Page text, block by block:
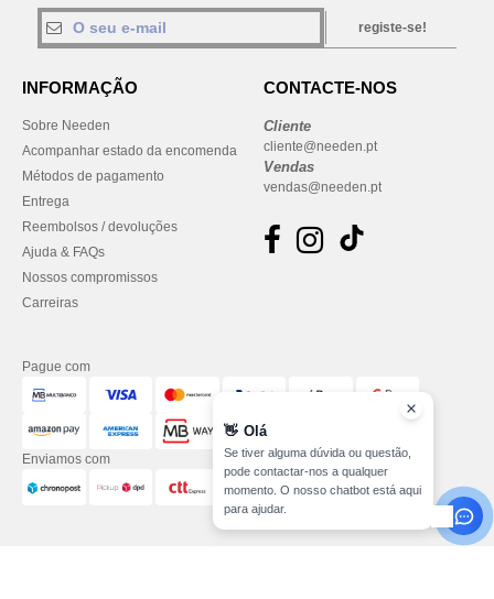
registe-se!
INFORMAÇÃO
Sobre Needen
Acompanhar estado da encomenda
Métodos de pagamento
Entrega
Reembolsos / devoluções
Ajuda & FAQs
Nossos compromissos
Carreiras
CONTACTE-NOS
Cliente
cliente@needen.pt
Vendas
vendas@needen.pt
Pague com
Enviamos com
👋 Olá
Se tiver alguma dúvida ou questão,
pode contactar-nos a qualquer
momento. O nosso chatbot está aqui
para ajudar.